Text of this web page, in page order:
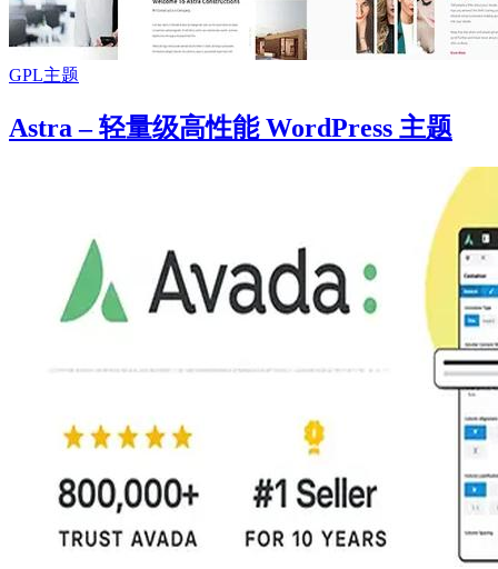
GPL主题
Astra – 轻量级高性能 WordPress 主题